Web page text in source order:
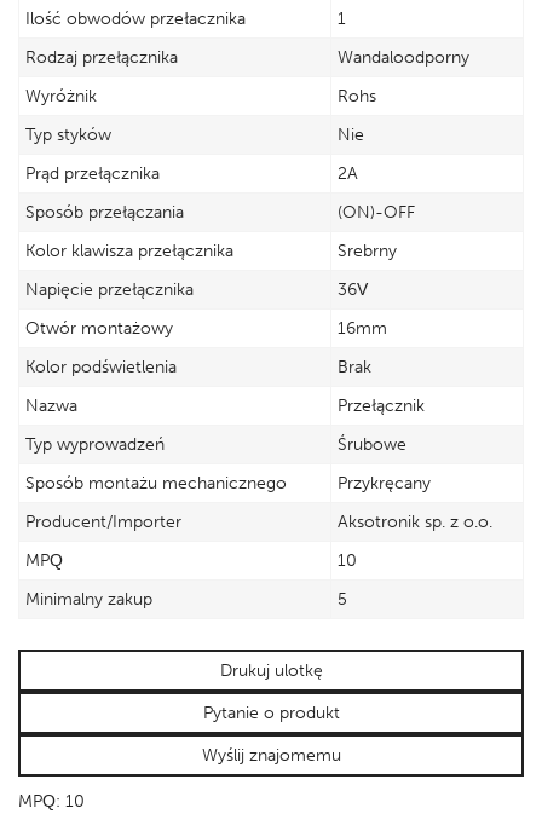
Ilość obwodów przełacznika
1
Rodzaj przełącznika
Wandaloodporny
Wyróżnik
Rohs
Typ styków
Nie
Prąd przełącznika
2A
Sposób przełączania
(ON)-OFF
Kolor klawisza przełącznika
Srebrny
Napięcie przełącznika
36V
Otwór montażowy
16mm
Kolor podświetlenia
Brak
Nazwa
Przełącznik
Typ wyprowadzeń
Śrubowe
Sposób montażu mechanicznego
Przykręcany
Producent/Importer
Aksotronik sp. z o.o.
MPQ
10
Minimalny zakup
5
Drukuj ulotkę
Pytanie o produkt
Wyślij znajomemu
MPQ: 10